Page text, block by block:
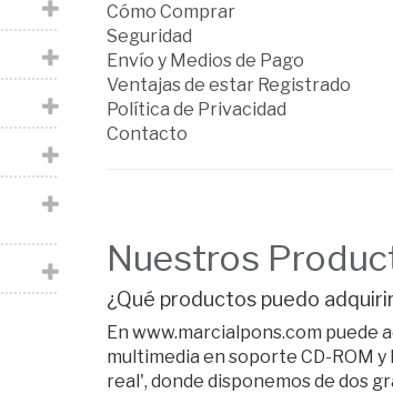
Cómo Comprar
Seguridad
Envío y Medios de Pago
Ventajas de estar Registrado
Política de Privacidad
Contacto
Nuestros
¿Qué productos puedo
En www.marcialpons.com puede
multimedia en soporte CD-ROM
real', donde disponemos de dos